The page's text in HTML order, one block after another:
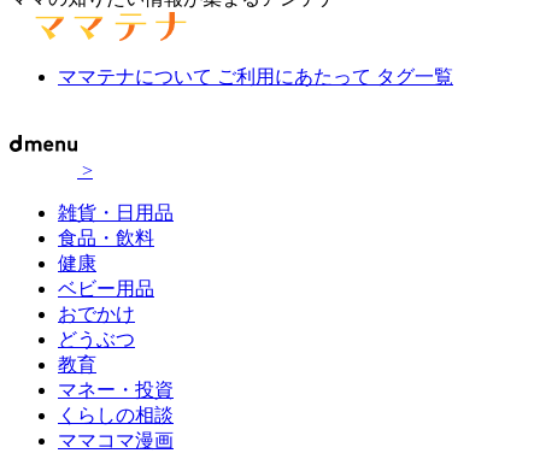
ママテナについて ご利用にあたって タグ一覧
>
雑貨・日用品
食品・飲料
健康
ベビー用品
おでかけ
どうぶつ
教育
マネー・投資
くらしの相談
ママコマ漫画